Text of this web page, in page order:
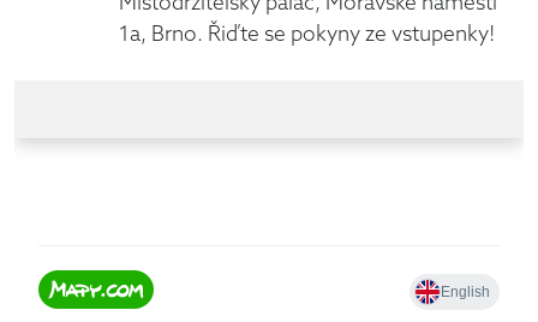
Místodržitelský palác, Moravské náměstí
1a, Brno. Řiďte se pokyny ze vstupenky!